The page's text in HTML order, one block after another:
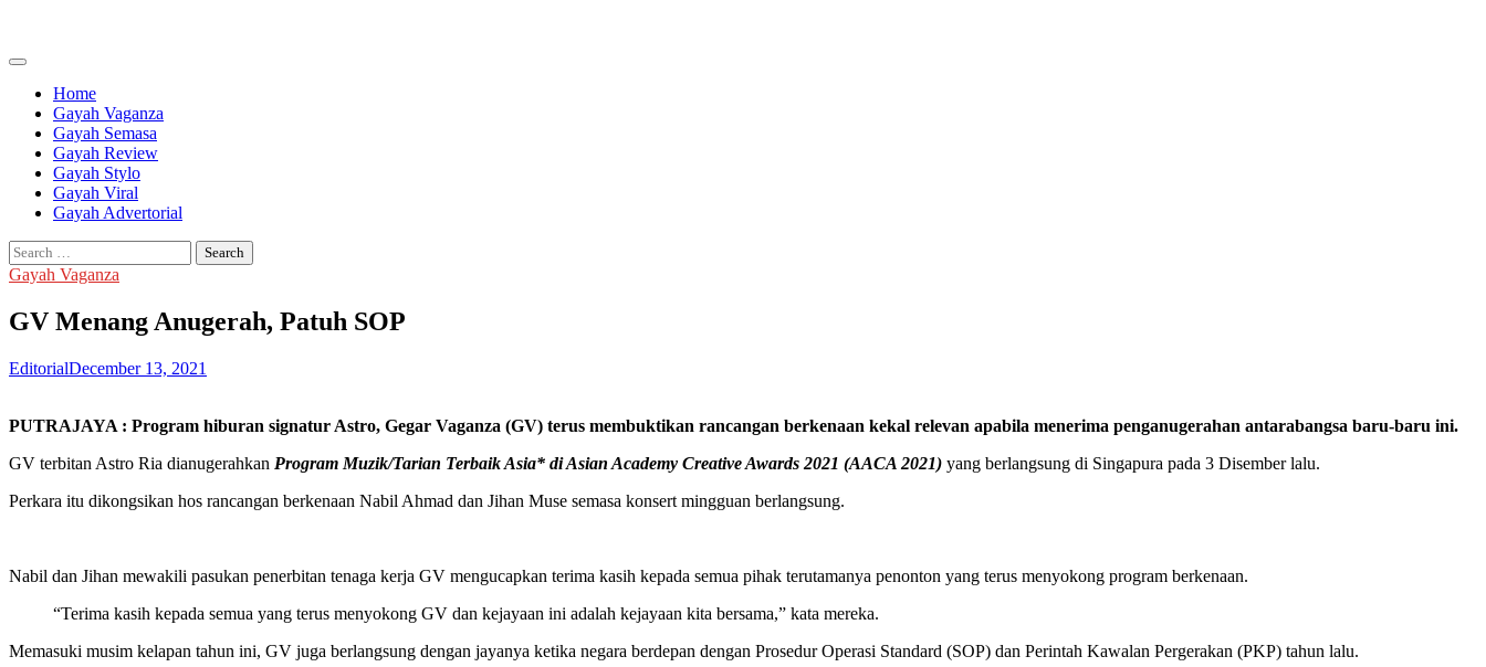
content
Home
Gayah Vaganza
Gayah Semasa
Gayah Review
Gayah Stylo
Gayah Viral
Gayah Advertorial
Search
for:
Gayah Vaganza
GV Menang Anugerah, Patuh SOP
EditorialDecember 13, 2021
PUTRAJAYA : Program hiburan signatur Astro, Gegar Vaganza (GV) terus membuktikan rancangan berkenaan kekal relevan apabila menerima penganugerahan antarabangsa baru-baru ini.
GV terbitan Astro Ria dianugerahkan Program Muzik/Tarian Terbaik Asia* di Asian Academy Creative Awards 2021 (AACA 2021) yang berlangsung di Singapura pada 3 Disember lalu.
Perkara itu dikongsikan hos rancangan berkenaan Nabil Ahmad dan Jihan Muse semasa konsert mingguan berlangsung.
Nabil dan Jihan mewakili pasukan penerbitan tenaga kerja GV mengucapkan terima kasih kepada semua pihak terutamanya penonton yang terus menyokong program berkenaan.
“Terima kasih kepada semua yang terus menyokong GV dan kejayaan ini adalah kejayaan kita bersama,” kata mereka.
Memasuki musim kelapan tahun ini, GV juga berlangsung dengan jayanya ketika negara berdepan dengan Prosedur Operasi Standard (SOP) dan Perintah Kawalan Pergerakan (PKP) tahun lalu.